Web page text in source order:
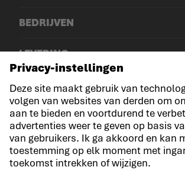
BEDRIJVEN
LEVERING
© LOWA Sportschuhe GmbH
Aankondiging
Privacy